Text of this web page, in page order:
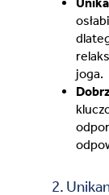
joga.
2.